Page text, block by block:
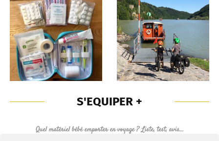
SANTE
VOYAGER
AUTREMENT
S'EQUIPER +
Quel matériel bébé emporter en voyage ? Liste, test, avis...